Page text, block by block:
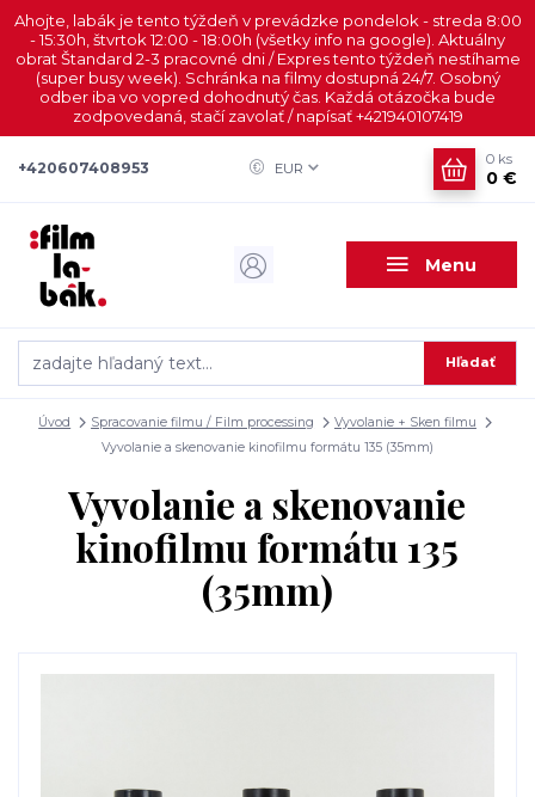
Ahojte, labák je tento týždeň v prevádzke pondelok - streda 8:00
- 15:30h, štvrtok 12:00 - 18:00h (všetky info na google). Aktuálny
obrat Štandard 2-3 pracovné dni / Expres tento týždeň nestíhame
(super busy week). Schránka na filmy dostupná 24/7. Osobný
odber iba vo vopred dohodnutý čas. Každá otázočka bude
zodpovedaná, stačí zavolať / napísať +421940107419
Menu
EUR
Hľadať
+420607408953
0 ks
0 €
Úvod Spracovanie filmu / Film processing
Vyvolanie + Sken filmu
Vyvolanie a skenovanie kinofilmu formátu 135 (35mm)
Vyvolanie a skenovanie
kinofilmu formátu 135
(35mm)